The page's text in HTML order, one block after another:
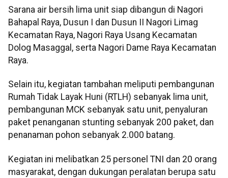
Sarana air bersih lima unit siap dibangun di Nagori
Bahapal Raya, Dusun I dan Dusun II Nagori Limag
Kecamatan Raya, Nagori Raya Usang Kecamatan
Dolog Masaggal, serta Nagori Dame Raya Kecamatan
Raya.
Selain itu, kegiatan tambahan meliputi pembangunan
Rumah Tidak Layak Huni (RTLH) sebanyak lima unit,
pembangunan MCK sebanyak satu unit, penyaluran
paket penanganan stunting sebanyak 200 paket, dan
penanaman pohon sebanyak 2.000 batang.
Kegiatan ini melibatkan 25 personel TNI dan 20 orang
masyarakat, dengan dukungan peralatan berupa satu